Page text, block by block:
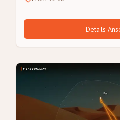
Details